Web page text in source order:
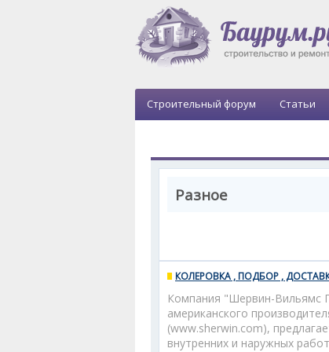
Строительный форум Статьи
Разное
КОЛЕРОВКА , ПОДБОР ,
Компания "Шервин-Вильямс
американского
(www.sherwin.com),
внутренних и наружных